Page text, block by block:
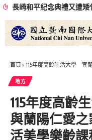
首頁 » 115年度高齡生活大學 宜蘭
地方
115年度高齡
與蘭陽仁愛
活美學樂齡課